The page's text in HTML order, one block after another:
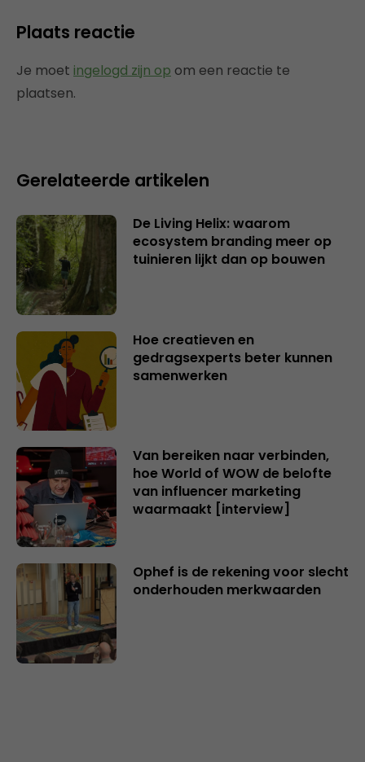
Plaats reactie
Je moet ingelogd zijn op om een reactie te
plaatsen.
Gerelateerde artikelen
De Living Helix: waarom
ecosystem branding meer op
tuinieren lijkt dan op bouwen
Hoe creatieven en
gedragsexperts beter kunnen
samenwerken
Van bereiken naar verbinden,
hoe World of WOW de belofte
van influencer marketing
waarmaakt [interview]
Ophef is de rekening voor slecht
onderhouden merkwaarden